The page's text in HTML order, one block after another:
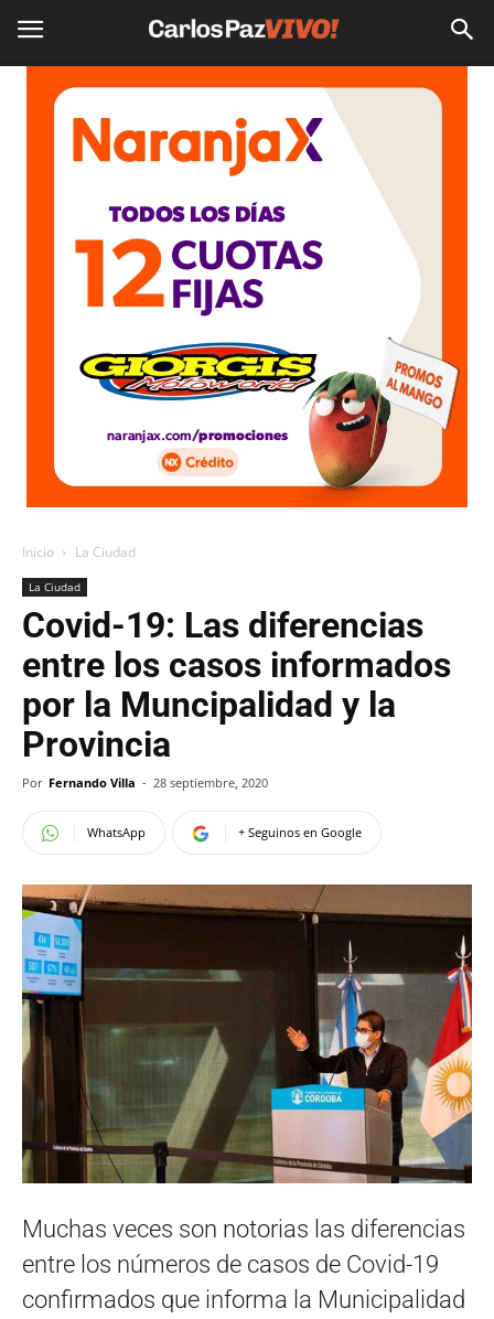
Inicio La Ciudad
La Ciudad
Covid-19: Las diferencias
entre los casos informados
por la Muncipalidad y la
Provincia
Por Fernando Villa - 28 septiembre, 2020
WhatsApp + Seguinos en Google
Muchas veces son notorias las diferencias
entre los números de casos de Covid-19
confirmados que informa la Municipalidad